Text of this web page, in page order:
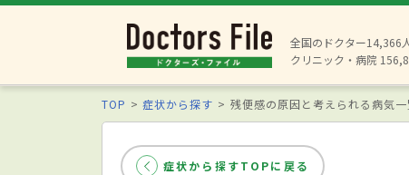
全国のドクター14,366
クリニック・病院
TOP 症状から探す 残便感の原因と考えられる病気一
症状から探すTOPに戻る